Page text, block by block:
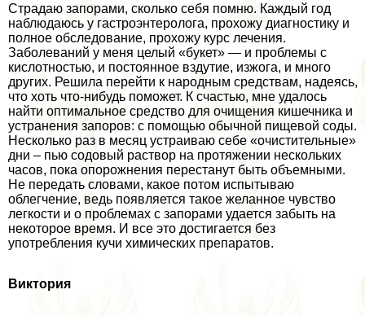
Страдаю запорами, сколько себя помню. Каждый год
наблюдаюсь у гастроэнтеролога, прохожу диагностику и
полное обследование, прохожу курс лечения.
Заболеваний у меня целый «букет» — и проблемы с
кислотностью, и постоянное вздутие, изжога, и много
других. Решила перейти к народным средствам, надеясь,
что хоть что-нибудь поможет. К счастью, мне удалось
найти оптимальное средство для очищения кишечника и
устранения запоров: с помощью обычной пищевой соды.
Несколько раз в месяц устраиваю себе «очистительные»
дни – пью содовый раствор на протяжении нескольких
часов, пока oпopoжнения перестанут быть объемными.
Не передать словами, какое потом испытываю
облегчение, ведь появляется такое желанное чувство
легкости и о проблемах с запорами удается забыть на
некоторое время. И все это достигается без
употрeбления кучи химических препаратов.
Виктория